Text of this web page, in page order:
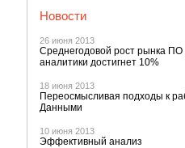
Новости
26 июня 2013
Среднегодовой рост рынка ПО
аналитики достигнет 10%
18 июня 2013
Переосмысливая подходы к
Данными
10 июня 2013
Эффективный анализ